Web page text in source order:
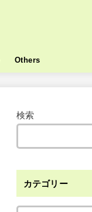
Others
検索
カテゴリー